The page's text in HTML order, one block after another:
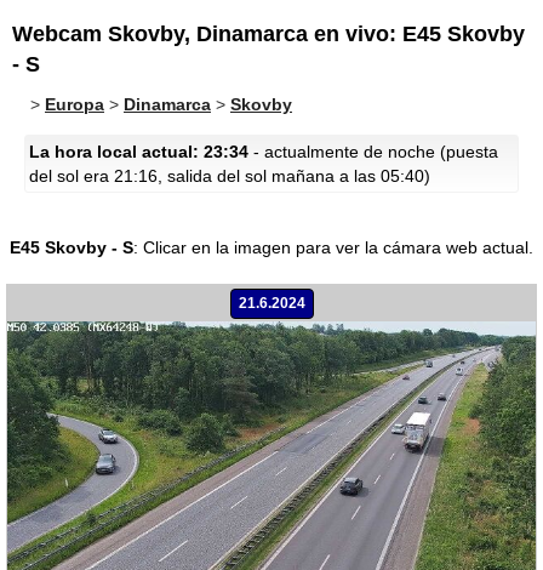
Webcam Skovby, Dinamarca en vivo: E45 Skovby
- S
> Europa > Dinamarca > Skovby
La hora local actual: 23:34 - actualmente de noche (puesta
del sol era 21:16, salida del sol mañana a las 05:40)
E45 Skovby - S: Clicar en la imagen para ver la cámara web actual.
21.6.2024